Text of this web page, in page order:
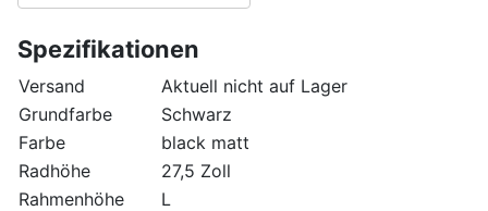
Spezifikationen
Versand
Aktuell nicht auf Lager
Grundfarbe
Schwarz
Farbe
black matt
Radhöhe
27,5 Zoll
Rahmenhöhe
L